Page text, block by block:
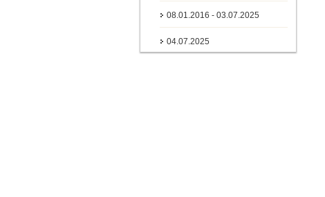
08.01.2016 - 03.07.2025
04.07.2025